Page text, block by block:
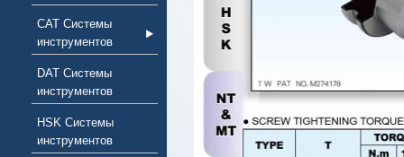
CAT Системы
инструментов
DAT Системы
инструментов
HSK Системы
инструментов